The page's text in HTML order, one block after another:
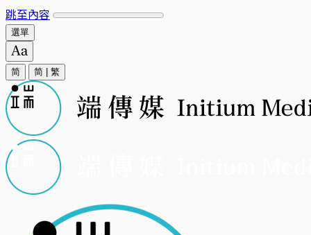
跳至內容
選單
简 简 繁